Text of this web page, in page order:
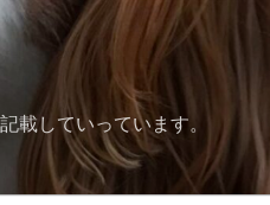
載していっています。